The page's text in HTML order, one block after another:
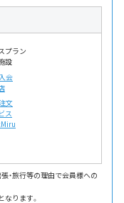
プラン
設
会
文
ス
張・旅行等の理由で会員様への
ります。